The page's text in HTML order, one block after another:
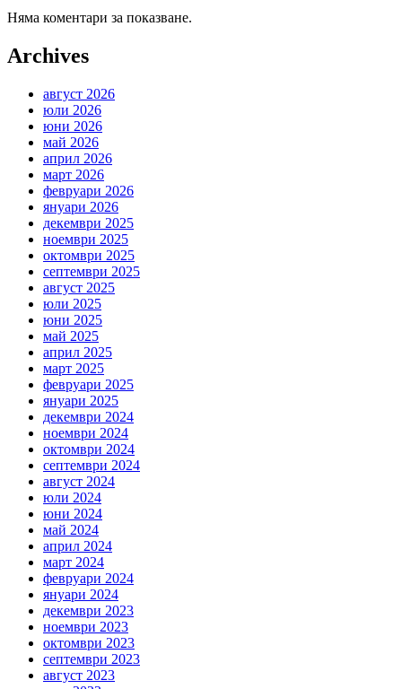
Няма коментари за показване.
Archives
август 2026
юли 2026
юни 2026
май 2026
април 2026
март 2026
февруари 2026
януари 2026
декември 2025
ноември 2025
октомври 2025
септември 2025
август 2025
юли 2025
юни 2025
май 2025
април 2025
март 2025
февруари 2025
януари 2025
декември 2024
ноември 2024
октомври 2024
септември 2024
август 2024
юли 2024
юни 2024
май 2024
април 2024
март 2024
февруари 2024
януари 2024
декември 2023
ноември 2023
октомври 2023
септември 2023
август 2023